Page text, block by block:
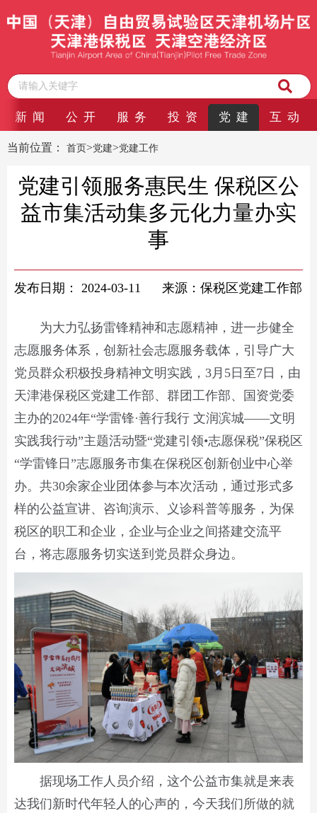
新 闻 公 开 服 务 投 资 党 建 互 动
当前位置： 首页>党建>党建工作
​党建引领服务惠民生 保税区公
益市集活动集多元化力量办实
事
发布日期： 2024-03-11 来源：保税区党建工作部
为大力弘扬雷锋精神和志愿精神，进一步健全
志愿服务体系，创新社会志愿服务载体，引导广大
党员群众积极投身精神文明实践，3月5日至7日，由
天津港保税区党建工作部、群团工作部、国资党委
主办的2024年“学雷锋·善行我行 文润滨城——文明
实践我行动”主题活动暨“党建引领•志愿保税”保税区
“学雷锋日”志愿服务市集在保税区创新创业中心举
办。共30余家企业团体参与本次活动，通过形式多
样的公益宣讲、咨询演示、义诊科普等服务，为保
税区的职工和企业，企业与企业之间搭建交流平
台，将志愿服务切实送到党员群众身边。
据现场工作人员介绍，这个公益市集就是来表
达我们新时代年轻人的心声的，今天我们所做的就